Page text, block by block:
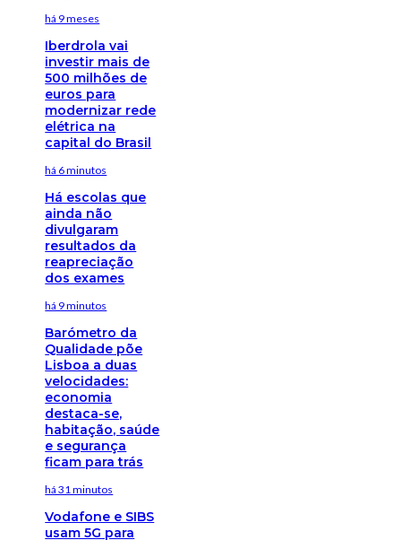
há 9 meses
Iberdrola vai
investir mais de
500 milhões de
euros para
modernizar rede
elétrica na
capital do Brasil
há 6 minutos
Há escolas que
ainda não
divulgaram
resultados da
reapreciação
dos exames
há 9 minutos
Barómetro da
Qualidade põe
Lisboa a duas
velocidades:
economia
destaca-se,
habitação, saúde
e segurança
ficam para trás
há 31 minutos
Vodafone e SIBS
usam 5G para